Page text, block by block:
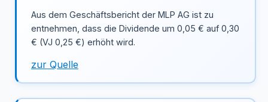
Aus dem Geschäftsbericht der MLP AG ist zu
entnehmen, dass die Dividende um 0,05 € auf 0,30
€ (VJ 0,25 €) erhöht wird.
zur Quelle